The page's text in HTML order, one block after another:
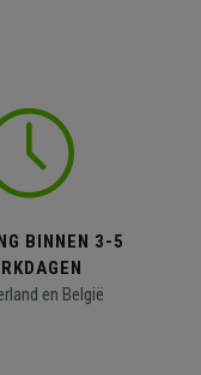
BINNEN 3-5
en België